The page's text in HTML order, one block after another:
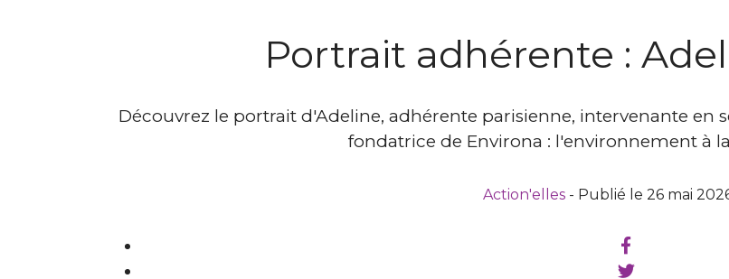
Portrait adhérente :
Découvrez le portrait d'Adeline, adhérente parisienne, intervenante
fondatrice de Environa : l'environnement à
Action'elles - Publié le 26 mai